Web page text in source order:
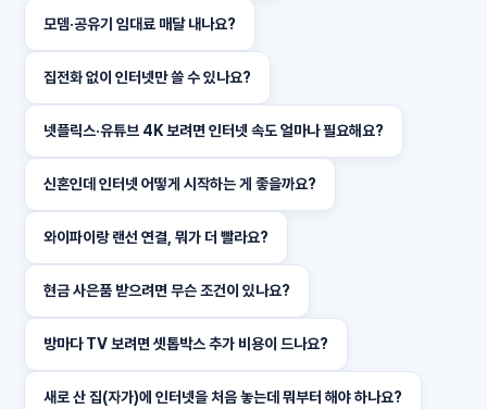
모뎀·공유기 임대료 매달 내나요?
집전화 없이 인터넷만 쓸 수 있나요?
넷플릭스·유튜브 4K 보려면 인터넷 속도 얼마나 필요해요?
신혼인데 인터넷 어떻게 시작하는 게 좋을까요?
와이파이랑 랜선 연결, 뭐가 더 빨라요?
현금 사은품 받으려면 무슨 조건이 있나요?
방마다 TV 보려면 셋톱박스 추가 비용이 드나요?
새로 산 집(자가)에 인터넷을 처음 놓는데 뭐부터 해야 하나요?